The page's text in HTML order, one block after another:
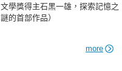
文學獎得主石黑一雄，探索記憶之
謎的首部作品）
more